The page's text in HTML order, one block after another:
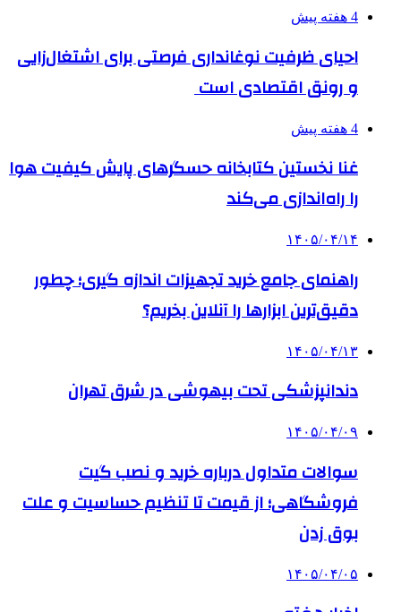
4 هفته پیش
احیای ظرفیت نوغانداری فرصتی برای اشتغال‌زایی
و رونق اقتصادی است
4 هفته پیش
غنا نخستین کتابخانه حسگرهای پایش کیفیت هوا
را راه‌اندازی می‌کند
۱۴۰۵/۰۴/۱۴
راهنمای جامع خرید تجهیزات اندازه گیری؛ چطور
دقیق‌ترین ابزارها را آنلاین بخریم؟
۱۴۰۵/۰۴/۱۳
دندانپزشکی تحت بیهوشی در شرق تهران
۱۴۰۵/۰۴/۰۹
سوالات متداول درباره خرید و نصب گیت
فروشگاهی؛ از قیمت تا تنظیم حساسیت و علت
بوق زدن
۱۴۰۵/۰۴/۰۵